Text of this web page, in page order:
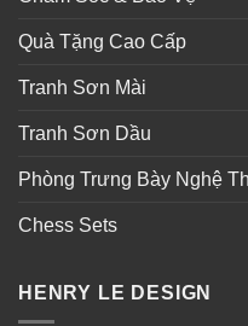
Quà Tặng Cao Cấp
Tranh Sơn Mài
Tranh Sơn Dầu
Phòng Trưng Bày Nghệ
Chess Sets
HENRY LE DESIGN